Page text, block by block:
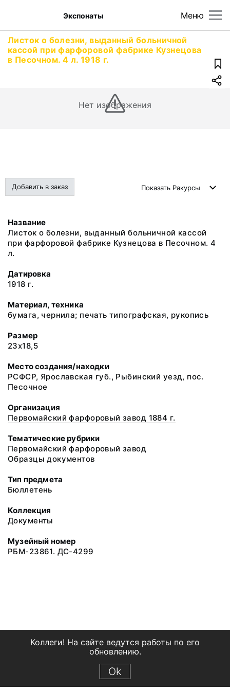
Меню
Экспонаты
Листок о болезни, выданный больничной
кассой при фарфоровой фабрике Кузнецова
в Песочном. 4 л. 1918 г.
Нет изображения
Добавить в заказ Показать Ракурсы
Название
Листок о болезни, выданный больничной кассой
при фарфоровой фабрике Кузнецова в Песочном. 4
л.
Датировка
1918 г.
Материал, техника
бумага, чернила; печать типографская, рукопись
Размер
23х18,5
Место создания/находки
РСФСР, Ярославская губ., Рыбинский уезд, пос.
Песочное
Организация
Первомайский фарфоровый завод 1884 г.
Тематические рубрики
Первомайский фарфоровый завод
Образцы документов
Тип предмета
Бюллетень
Коллекция
Документы
Музейный номер
РБМ-23861. ДС-4299
Коллеги! На сайте ведутся работы по его
обновлению.
Ok